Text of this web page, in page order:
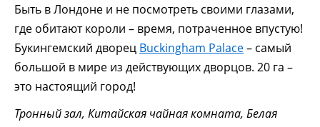
Быть в Лондоне и не посмотреть своими глазами,
где обитают короли – время, потраченное впустую!
Букингемский дворец Buckingham Palace– самый
большой в мире из действующих дворцов. 20 га –
это настоящий город!
Тронный зал, Китайская чайная комната, Белая